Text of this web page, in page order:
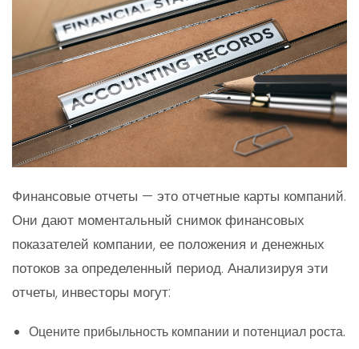
Финансовые отчеты — это отчетные карты компаний.
Они дают моментальный снимок финансовых
показателей компании, ее положения и денежных
потоков за определенный период. Анализируя эти
отчеты, инвесторы могут:
Оцените прибыльность компании и потенциал роста.